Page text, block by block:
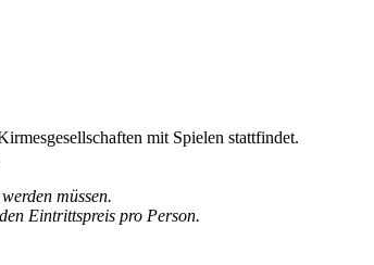
mit Spielen stattfindet.
müssen.
Eintrittspreis pro Person.